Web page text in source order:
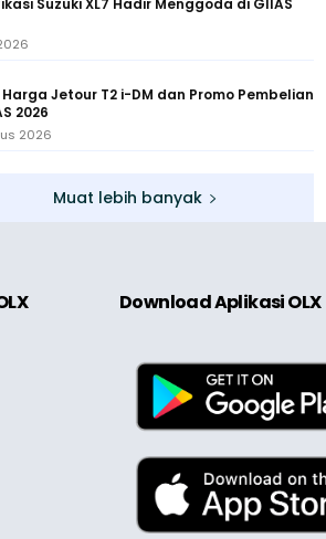
Suzuki XL7 Hadir Menggoda di GIIAS
Harga Jetour T2 i-DM dan Promo Pembelian
2026
2026
Muat lebih banyak
Download Aplikasi OLX